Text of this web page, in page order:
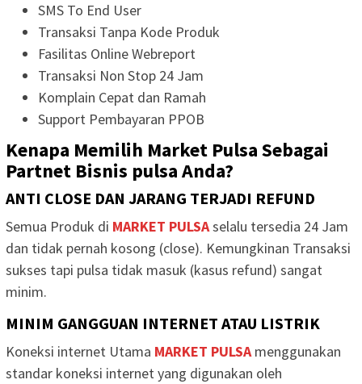
SMS To End User
Transaksi Tanpa Kode Produk
Fasilitas Online Webreport
Transaksi Non Stop 24 Jam
Komplain Cepat dan Ramah
Support Pembayaran PPOB
Kenapa Memilih Market Pulsa Sebagai
Partnet Bisnis pulsa Anda?
ANTI CLOSE DAN JARANG TERJADI REFUND
Semua Produk di MARKET PULSAselalu tersedia 24 Jam
dan tidak pernah kosong (close). Kemungkinan Transaksi
sukses tapi pulsa tidak masuk (kasus refund) sangat
minim.
MINIM GANGGUAN INTERNET ATAU LISTRIK
Koneksi internet Utama MARKET PULSAmenggunakan
standar koneksi internet yang digunakan oleh